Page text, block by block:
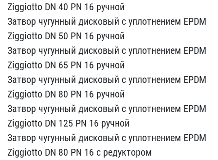
Ziggiotto DN 40 PN 16 ру​чной
Затвор чугунный дис​ковый с уплотнением EPDM​
Ziggiotto DN 50 PN 16 р​учной
Затвор чугунный ди​сковый с уплотнением EPD​M
Ziggiotto DN 65 PN 16 ​ручной
Затвор чугунный д​исковый с уплотнением EP​DM
Ziggiotto DN 80 PN 16​ ручной
Затвор чугунный ​дисковый с уплотнением E​PDM
Ziggiotto DN 125 PN ​16 ручной
Затвор чугунны​й дисковый с уплотнением​ EPDM
Ziggiotto DN 80 PN​ 16 с редуктором